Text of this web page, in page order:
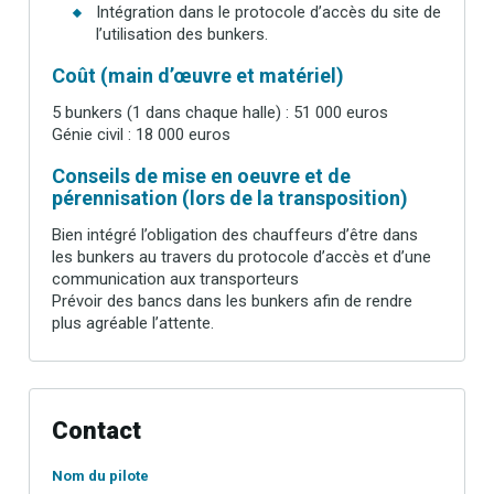
Intégration dans le protocole d’accès du site de
l’utilisation des bunkers.
Coût (main d’œuvre et matériel)
5 bunkers (1 dans chaque halle) : 51 000 euros
Génie civil : 18 000 euros
Conseils de mise en oeuvre et de
pérennisation (lors de la transposition)
Bien intégré l’obligation des chauffeurs d’être dans
les bunkers au travers du protocole d’accès et d’une
communication aux transporteurs
Prévoir des bancs dans les bunkers afin de rendre
plus agréable l’attente.
Contact
Nom du pilote